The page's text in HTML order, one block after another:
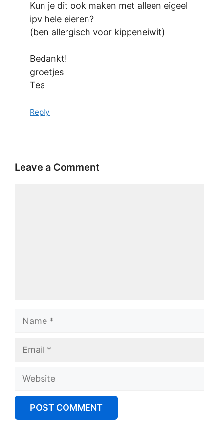
Kun je dit ook maken met alleen eigeel
ipv hele eieren?
(ben allergisch voor kippeneiwit)
Bedankt!
groetjes
Tea
Reply
Leave a Comment
Name
Email
Website